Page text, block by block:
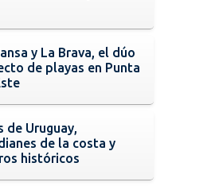
y La Brava, el dúo
de playas en Punta
de Uruguay,
de la costa y
históricos